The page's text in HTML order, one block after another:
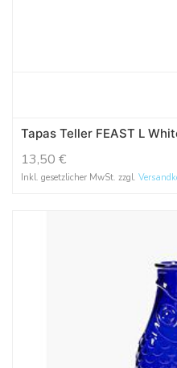
Tapas Teller FEAST L
13,50 €
Inkl. gesetzlicher MwSt. zzgl.